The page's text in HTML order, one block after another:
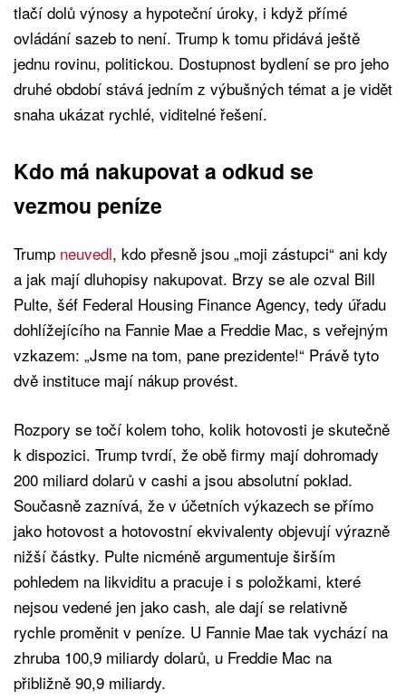
tlačí dolů výnosy a hypoteční úroky, i když přímé
ovládání sazeb to není. Trump k tomu přidává ještě
jednu rovinu, politickou. Dostupnost bydlení se pro jeho
druhé období stává jedním z výbušných témat a je vidět
snaha ukázat rychlé, viditelné řešení.
Kdo má nakupovat a odkud se
vezmou peníze
Trump neuvedl, kdo přesně jsou „moji zástupci“ ani kdy
a jak mají dluhopisy nakupovat. Brzy se ale ozval Bill
Pulte, šéf Federal Housing Finance Agency, tedy úřadu
dohlížejícího na Fannie Mae a Freddie Mac, s veřejným
vzkazem: „Jsme na tom, pane prezidente!“ Právě tyto
dvě instituce mají nákup provést.
Rozpory se točí kolem toho, kolik hotovosti je skutečně
k dispozici. Trump tvrdí, že obě firmy mají dohromady
200 miliard dolarů v cashi a jsou absolutní poklad.
Současně zaznívá, že v účetních výkazech se přímo
jako hotovost a hotovostní ekvivalenty objevují výrazně
nižší částky. Pulte nicméně argumentuje širším
pohledem na likviditu a pracuje i s položkami, které
nejsou vedené jen jako cash, ale dají se relativně
rychle proměnit v peníze. U Fannie Mae tak vychází na
zhruba 100,9 miliardy dolarů, u Freddie Mac na
přibližně 90,9 miliardy.